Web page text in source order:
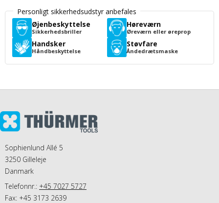
Personligt sikkerhedsudstyr anbefales
Øjenbeskyttelse
Sikkerhedsbriller
Høreværn
Øreværn eller øreprop
Handsker
Håndbeskyttelse
Støvfare
Åndedrætsmaske
Sophienlund Allé 5
3250 Gilleleje
Danmark
Telefonnr.: +45 7027 5727
Fax: +45 3173 2639